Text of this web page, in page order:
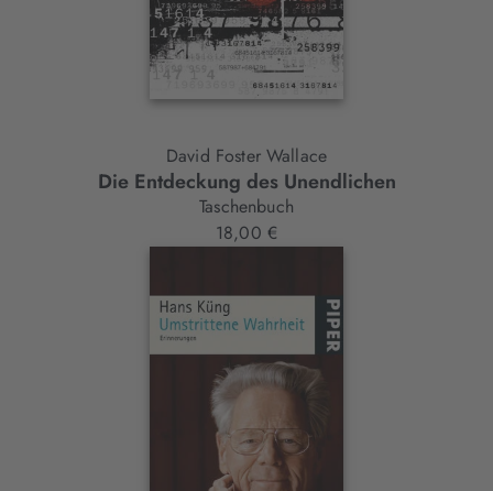
David Foster Wallace
Die Entdeckung des Unendlichen
Taschenbuch
18,00 €